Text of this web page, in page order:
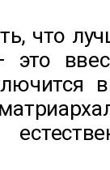
что
это